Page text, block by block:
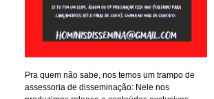
Pra quem não sabe, nos temos um trampo de
assessoria de disseminação: Nele nos